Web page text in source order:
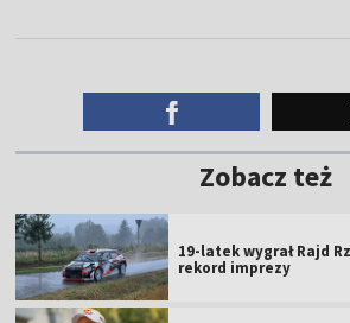
Zobacz też
19-latek wygrał Rajd
rekord imprezy